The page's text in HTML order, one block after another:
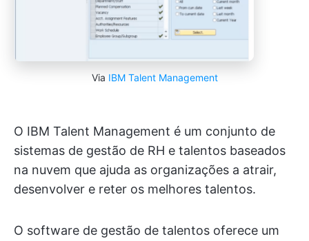
Via IBM Talent Management
O IBM Talent Management é um conjunto de
sistemas de gestão de RH e talentos baseados
na nuvem que ajuda as organizações a atrair,
desenvolver e reter os melhores talentos.
O software de gestão de talentos oferece um